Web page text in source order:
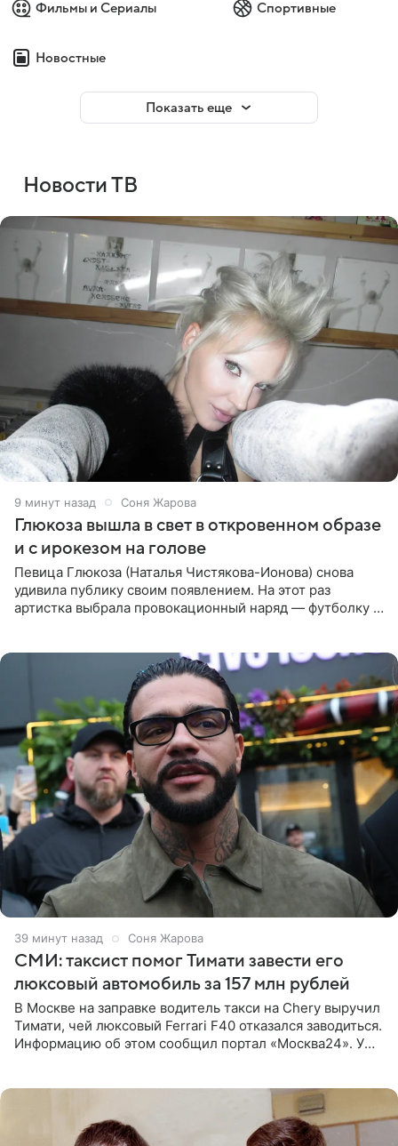
Фильмы и Сериалы Спортивные
Новостные
Показать еще
Новости ТВ
9 минут назад Соня Жарова
Глюкоза вышла в свет в откровенном образе
и с ирокезом на голове
Певица Глюкоза (Наталья Чистякова-Ионова) снова
удивила публику своим появлением. На этот раз
артистка выбрала провокационный наряд — футболку с
39 минут назад Соня Жарова
СМИ: таксист помог Тимати завести его
люксовый автомобиль за 157 млн рублей
В Москве на заправке водитель такси на Chery выручил
Тимати, чей люксовый Ferrari F40 отказался заводиться.
Информацию об этом сообщил портал «Москва24». У